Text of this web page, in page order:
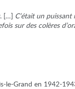
[…] C’était un
sur des colères
le-Grand en 1942-